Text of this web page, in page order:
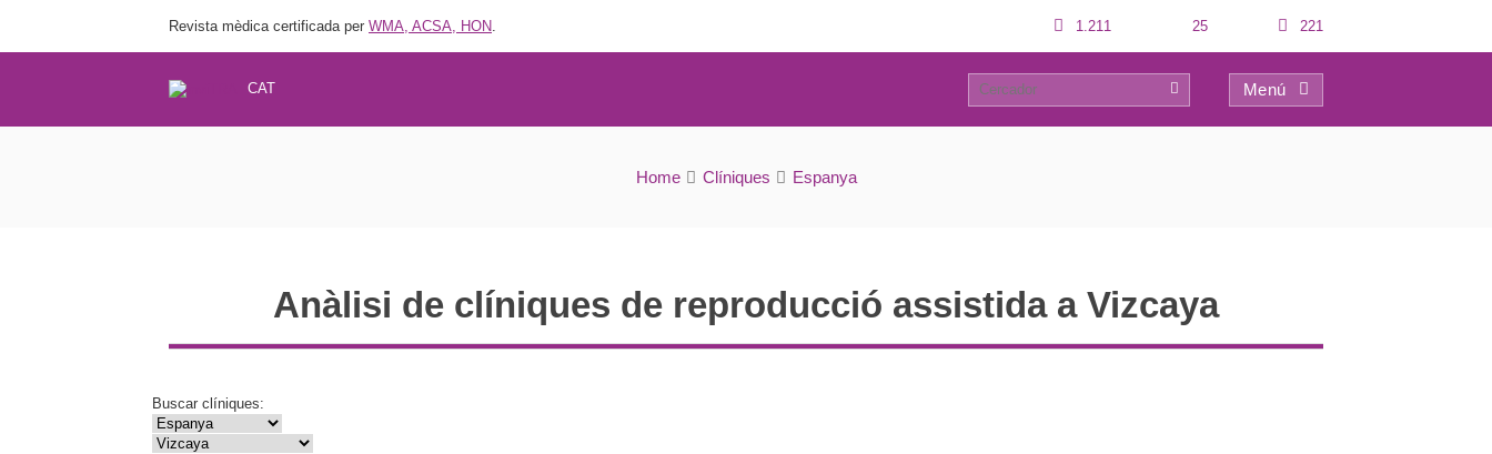
Revista mèdica certificada per WMA, ACSA, HON. 1.211 25 221
CAT
Menú
Directori de clíniques
5 0
Home Clíniques Espanya
Anàlisi de clíniques de reproducció assistida a Vizcaya
Buscar clíniques: